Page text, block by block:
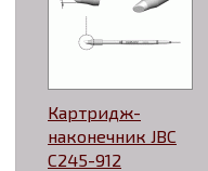
Картридж-
наконечник JBC
C245-912